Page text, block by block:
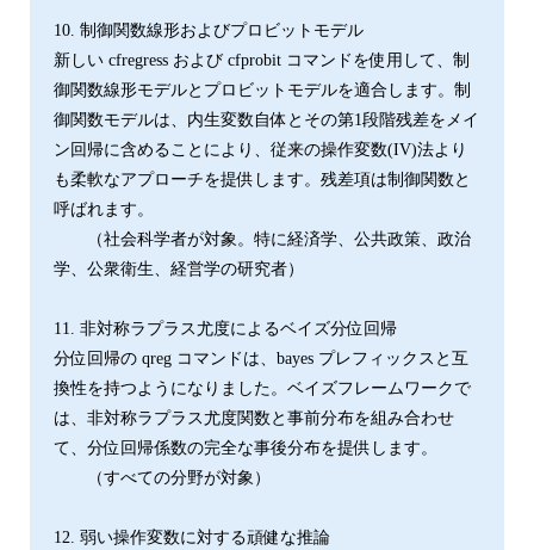
10. 制御関数線形およびプロビットモデル
新しい cfregress および cfprobit コマンドを使用して、制
御関数線形モデルとプロビットモデルを適合します。制
御関数モデルは、内生変数自体とその第1段階残差をメイ
ン回帰に含めることにより、従来の操作変数(IV)法より
も柔軟なアプローチを提供します。残差項は制御関数と
呼ばれます。
（社会科学者が対象。特に経済学、公共政策、政治
学、公衆衛生、経営学の研究者）
11. 非対称ラプラス尤度によるベイズ分位回帰
分位回帰の qreg コマンドは、bayes プレフィックスと互
換性を持つようになりました。ベイズフレームワークで
は、非対称ラプラス尤度関数と事前分布を組み合わせ
て、分位回帰係数の完全な事後分布を提供します。
（すべての分野が対象）
12. 弱い操作変数に対する頑健な推論